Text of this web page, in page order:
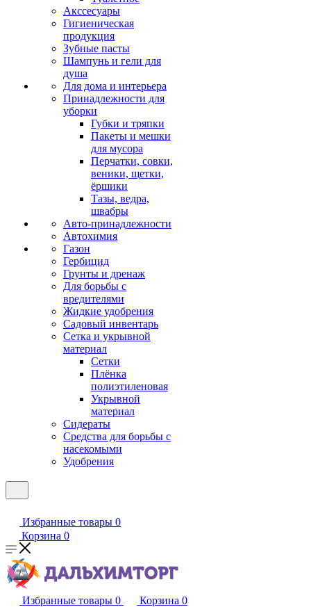
Акссесуары
Гигиеническая
продукция
Зубные пасты
Шампунь и гели для
душа
Для дома и интерьера
Принадлежности для
уборки
Губки и тряпки
Пакеты и мешки
для мусора
Перчатки, совки,
веники, щетки,
ёршики
Тазы, ведра,
швабры
Авто-принадлежности
Автохимия
Газон
Гербицид
Грунты и дренаж
Для борьбы с
вредителями
Жидкие удобрения
Садовый инвентарь
Сетка и укрывной
материал
Сетки
Плёнка
полиэтиленовая
Укрывной
материал
Сидераты
Средства для борьбы с
насекомыми
Удобрения
Избранные товары 0
Корзина 0
Избранные товары 0 Корзина 0